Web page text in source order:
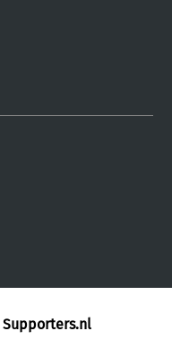
Supporters.nl